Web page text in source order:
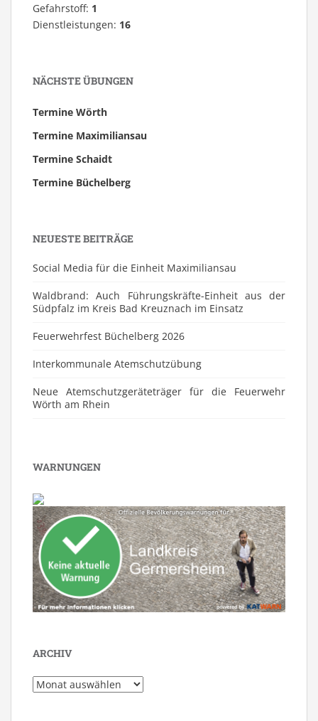
Gefahrstoff: 1
Dienstleistungen: 16
NÄCHSTE ÜBUNGEN
Termine Wörth
Termine Maximiliansau
Termine Schaidt
Termine Büchelberg
NEUESTE BEITRÄGE
Social Media für die Einheit Maximiliansau
Waldbrand: Auch Führungskräfte-Einheit aus der
Südpfalz im Kreis Bad Kreuznach im Einsatz
Feuerwehrfest Büchelberg 2026
⁠Interkommunale Atemschutzübung
Neue Atemschutzgeräteträger für die Feuerwehr
Wörth am Rhein
WARNUNGEN
ARCHIV
Archiv